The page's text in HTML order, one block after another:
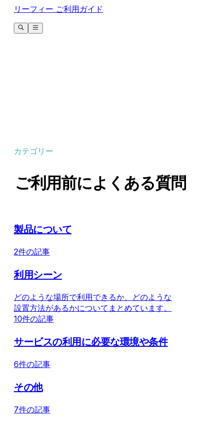
リーフィー ご利用ガイド
カテゴリー
ご利用前によくある質問
製品について
2件の記事
利用シーン
どのような場所で利用できるか、どのような
設置方法があるかについてまとめています。
10件の記事
サービスの利用に必要な環境や条件
6件の記事
その他
7件の記事